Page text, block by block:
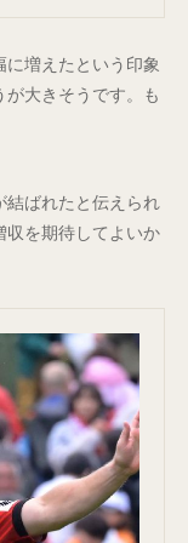
増えたという印象
大きそうです。も
ばれたと伝えられ
収を期待してよいか